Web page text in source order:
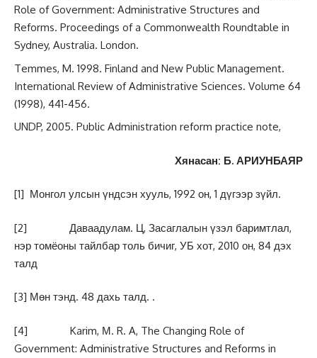
Role of Government: Administrative Structures and
Reforms. Proceedings of a Commonwealth Roundtable in
Sydney, Australia. London.
Temmes, M. 1998. Finland and New Public Management.
International Review of Administrative Sciences. Volume 64
(1998), 441-456.
UNDP, 2005. Public Administration reform practice note,
Хянасан: Б. АРИУНБАЯР
[1] Монгол улсын үндсэн хууль, 1992 он, 1 дүгээр зүйл.
[2] Даваадулам. Ц, Засаглалын үзэл баримтлал,
нэр томёоны тайлбар толь бичиг, УБ хот, 2010 он, 84 дэх
талд
[3] Мөн тэнд. 48 дахь талд. .
[4] Karim, М. R. A, The Changing Role of
Government: Administrative Structures and Reforms in